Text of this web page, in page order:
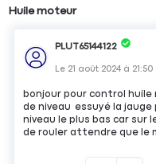
Huile moteur
PLUT65144122
Le 21 août 2024 à 21:50
bonjour pour control
de niveau essuyé la
niveau le plus bas car sur
de rouler attendre que le